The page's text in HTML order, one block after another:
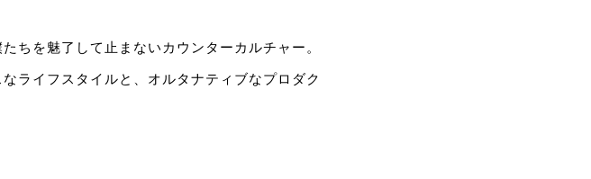
ちを魅了して止まないカウンターカルチャー。
ライフスタイルと、オルタナティブなプロダク